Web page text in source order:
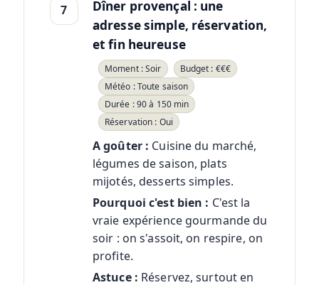
7
Dîner provençal : une
adresse simple, réservation,
et fin heureuse
Moment : Soir
Budget : €€€
Météo : Toute saison
Durée : 90 à 150 min
Réservation : Oui
A goûter : Cuisine du marché,
légumes de saison, plats
mijotés, desserts simples.
Pourquoi c'est bien : C'est la
vraie expérience gourmande du
soir : on s'assoit, on respire, on
profite.
Astuce : Réservez, surtout en